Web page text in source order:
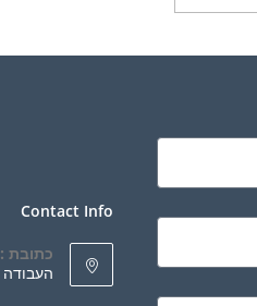
Contact Info
כתובת :
העבודה 1 אור יהודה